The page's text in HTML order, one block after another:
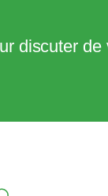
discuter